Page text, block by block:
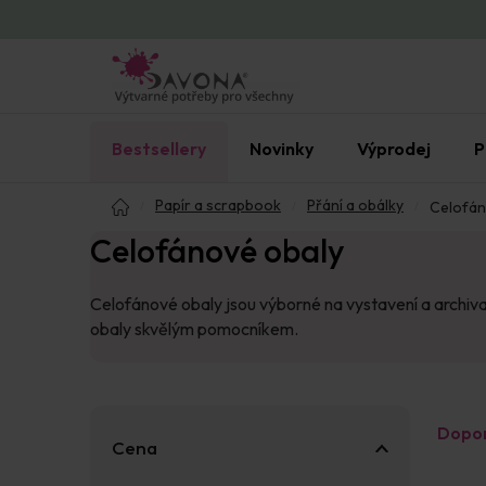
Bestsellery Novinky Výprodej
Papír a scrapbook Přání a obálky
Celofánové obaly
Celofánové obaly jsou výborné na vystavení a
obaly skvělým pomocníkem.
Cena
a